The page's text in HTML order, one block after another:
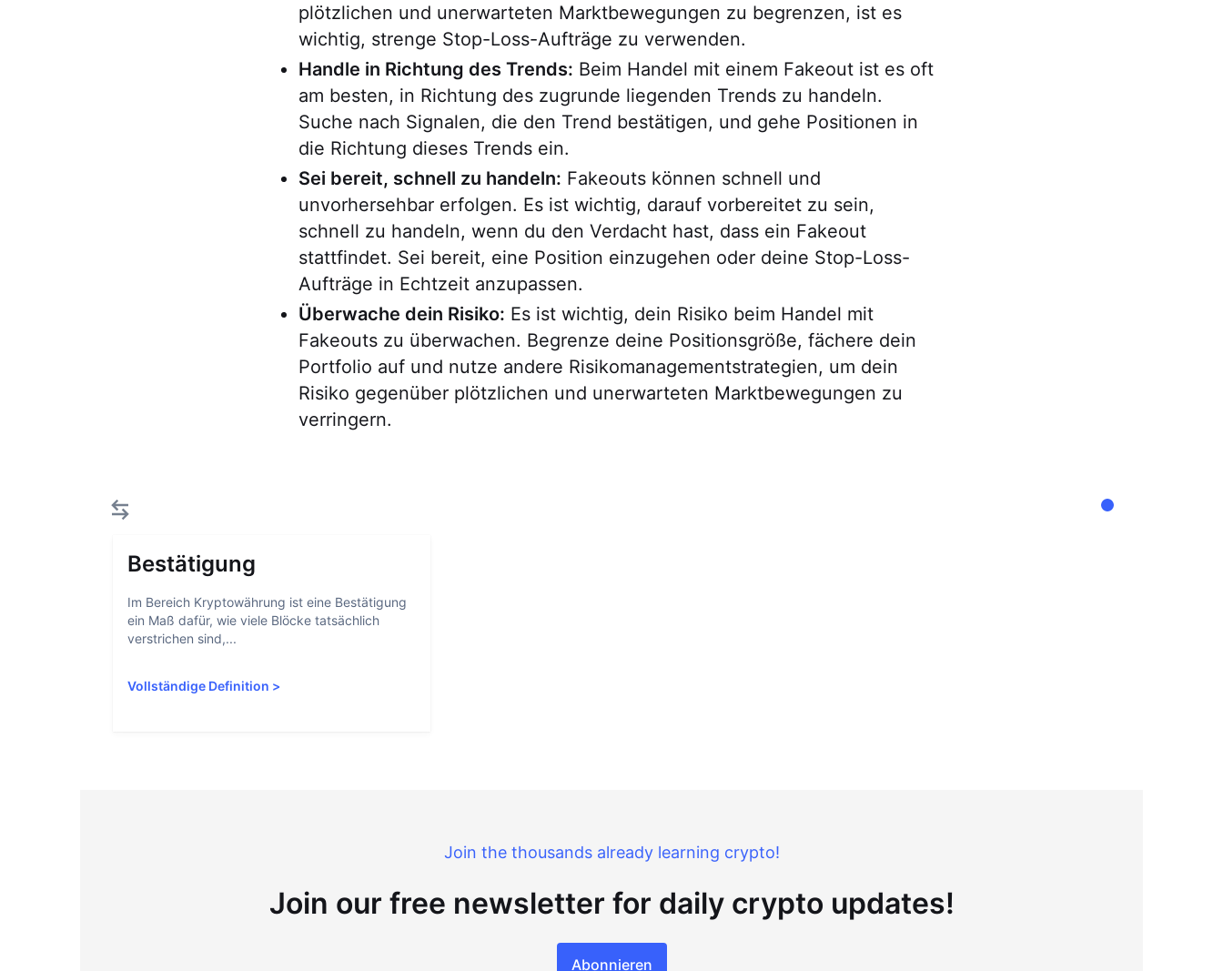
plötzlichen und unerwarteten Marktbewegungen zu begrenzen, ist es
wichtig, strenge Stop-Loss-Aufträge zu verwenden.
Handle in Richtung des Trends: Beim Handel mit einem Fakeout ist es oft
am besten, in Richtung des zugrunde liegenden Trends zu handeln.
Suche nach Signalen, die den Trend bestätigen, und gehe Positionen in
die Richtung dieses Trends ein.
Sei bereit, schnell zu handeln: Fakeouts können schnell und
unvorhersehbar erfolgen. Es ist wichtig, darauf vorbereitet zu sein,
schnell zu handeln, wenn du den Verdacht hast, dass ein Fakeout
stattfindet. Sei bereit, eine Position einzugehen oder deine Stop-Loss-
Aufträge in Echtzeit anzupassen.
Überwache dein Risiko: Es ist wichtig, dein Risiko beim Handel mit
Fakeouts zu überwachen. Begrenze deine Positionsgröße, fächere dein
Portfolio auf und nutze andere Risikomanagementstrategien, um dein
Risiko gegenüber plötzlichen und unerwarteten Marktbewegungen zu
verringern.
Bestätigung
Im Bereich Kryptowährung ist eine Bestätigung
ein Maß dafür, wie viele Blöcke tatsächlich
verstrichen sind,...
Vollständige Definition >
Join the thousands already learning crypto!
Join our free newsletter for daily crypto updates!
Abonnieren